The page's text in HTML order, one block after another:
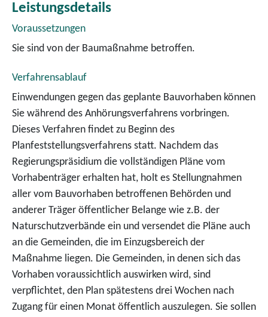
Leistungsdetails
Voraussetzungen
Sie sind von der Baumaßnahme betroffen.
Verfahrensablauf
Einwendungen gegen das geplante Bauvorhaben können
Sie während des Anhörungsverfahrens vorbringen.
Dieses Verfahren findet zu Beginn des
Planfeststellungsverfahrens statt. Nachdem das
Regierungspräsidium die vollständigen Pläne vom
Vorhabenträger erhalten hat, holt es Stellungnahmen
aller vom Bauvorhaben betroffenen Behörden und
anderer Träger öffentlicher Belange wie z.B. der
Naturschutzverbände ein und versendet die Pläne auch
an die Gemeinden, die im Einzugsbereich der
Maßnahme liegen. Die Gemeinden, in denen sich das
Vorhaben voraussichtlich auswirken wird, sind
verpflichtet, den Plan spätestens drei Wochen nach
Zugang für einen Monat öffentlich auszulegen. Sie sollen